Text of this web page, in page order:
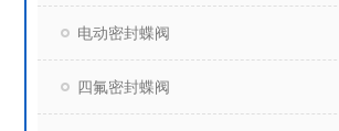
电动密封蝶阀
四氟密封蝶阀